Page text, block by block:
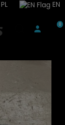
PL EN